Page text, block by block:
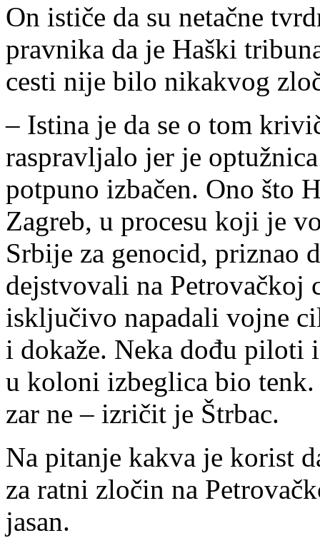
On ističe da su netačne
pravnika da je Haški
cesti nije bilo nikakvog
– Istina je da se o tom
raspravljalo jer je
potpuno izbačen. Ono što
Zagreb, u procesu koji je
Srbije za genocid,
dejstvovali na Petrovačkoj
isključivo napadali vojne
i dokaže. Neka dođu piloti
u koloni izbeglica bio tenk.
zar ne – izričit je Štrbac.
Na pitanje kakva je korist
za ratni zločin na
jasan.